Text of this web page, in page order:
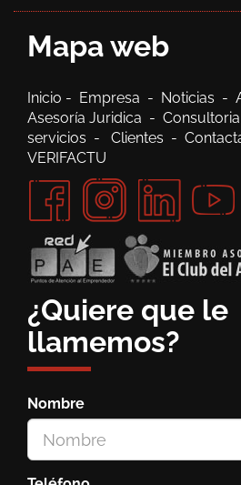
Mapa web
Inicio - Empresa - Noticias -
Asesoría Juridica -
servicios - Clientes -
VERIFACTU
¿Quiere que le
llamemos?
Nombre